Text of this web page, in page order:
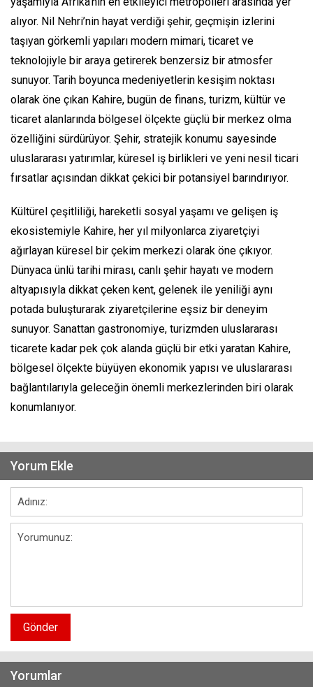
alıyor. Nil Nehri’nin hayat verdiği şehir, geçmişin izlerini
taşıyan görkemli yapıları modern mimari, ticaret ve
teknolojiyle bir araya getirerek benzersiz bir atmosfer
sunuyor. Tarih boyunca medeniyetlerin kesişim noktası
olarak öne çıkan Kahire, bugün de finans, turizm, kültür ve
ticaret alanlarında bölgesel ölçekte güçlü bir merkez olma
özelliğini sürdürüyor. Şehir, stratejik konumu sayesinde
uluslararası yatırımlar, küresel iş birlikleri ve yeni nesil ticari
fırsatlar açısından dikkat çekici bir potansiyel barındırıyor.
Kültürel çeşitliliği, hareketli sosyal yaşamı ve gelişen iş
ekosistemiyle Kahire, her yıl milyonlarca ziyaretçiyi
ağırlayan küresel bir çekim merkezi olarak öne çıkıyor.
Dünyaca ünlü tarihi mirası, canlı şehir hayatı ve modern
altyapısıyla dikkat çeken kent, gelenek ile yeniliği aynı
potada buluşturarak ziyaretçilerine eşsiz bir deneyim
sunuyor. Sanattan gastronomiye, turizmden uluslararası
ticarete kadar pek çok alanda güçlü bir etki yaratan Kahire,
bölgesel ölçekte büyüyen ekonomik yapısı ve uluslararası
bağlantılarıyla geleceğin önemli merkezlerinden biri olarak
konumlanıyor.
Yorum Ekle
Gönder
Yorumlar